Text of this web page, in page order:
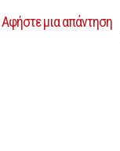
Αφήστε μια απάντηση